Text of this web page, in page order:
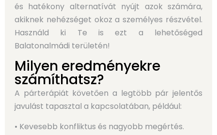
és hatékony alternatívát nyújt azok számára,
akiknek nehézséget okoz a személyes részvétel.
Használd ki Te is ezt a lehetőséged
Balatonalmádi területén!
Milyen eredményekre
számíthatsz?
A párterápiát követően a legtöbb pár jelentős
javulást tapasztal a kapcsolatában, például:
• Kevesebb konfliktus és nagyobb megértés.